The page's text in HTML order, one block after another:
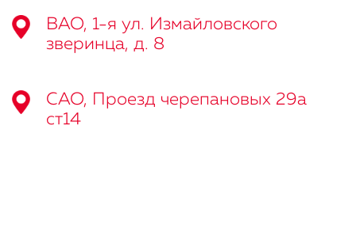
ВАО, 1-я ул. Измайловского
зверинца, д. 8
САО, Проезд черепановых 29а
ст14